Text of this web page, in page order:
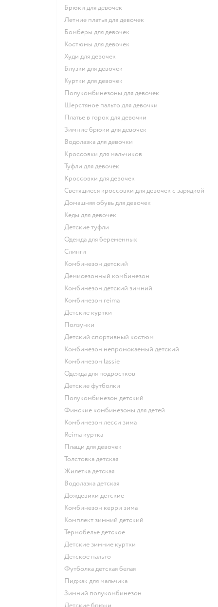
Брюки для девочек
Летние платья для девочек
Бомберы для девочек
Костюмы для девочек
Худи для девочек
Блузки для девочек
Куртки для девочек
Полукомбинезоны для девочек
Шерстяное пальто для девочки
Платье в горох для девочки
Зимние брюки для девочек
Водолазка для девочки
Кроссовки для мальчиков
Туфли для девочек
Кроссовки для девочек
Светящиеся кроссовки для девочек с зарядкой
Домашняя обувь для девочек
Кеды для девочек
Детские туфли
Одежда для беременных
Слинги
Комбинезон детский
Демисезонный комбинезон
Комбинезон детский зимний
Комбинезон reima
Детские куртки
Ползунки
Детский спортивный костюм
Комбинезон непромокаемый детский
Комбинезон lassie
Одежда для подростков
Детские футболки
Полукомбинезон детский
Финские комбинезоны для детей
Комбинезон лесси зима
Reima куртка
Плащи для девочек
Толстовка детская
Жилетка детская
Водолазка детская
Дождевики детские
Комбинезон керри зима
Комплект зимний детский
Термобелье детское
Детские зимние куртки
Детское пальто
Футболка детская белая
Пиджак для мальчика
Зимний полукомбинезон
Детские брюки